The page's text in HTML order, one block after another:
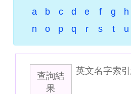
a b c d e f g h
n
o p q r s t u
查詢結
果
英文名字索引